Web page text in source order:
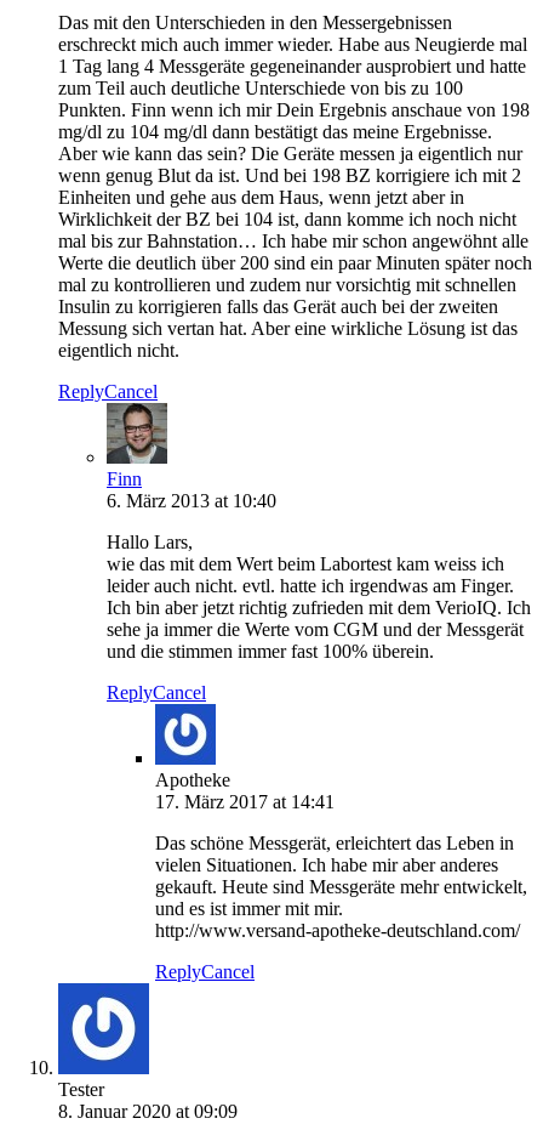
Das mit den Unterschieden in den Messergebnissen
erschreckt mich auch immer wieder. Habe aus Neugierde mal
1 Tag lang 4 Messgeräte gegeneinander ausprobiert und hatte
zum Teil auch deutliche Unterschiede von bis zu 100
Punkten. Finn wenn ich mir Dein Ergebnis anschaue von 198
mg/dl zu 104 mg/dl dann bestätigt das meine Ergebnisse.
Aber wie kann das sein? Die Geräte messen ja eigentlich nur
wenn genug Blut da ist. Und bei 198 BZ korrigiere ich mit 2
Einheiten und gehe aus dem Haus, wenn jetzt aber in
Wirklichkeit der BZ bei 104 ist, dann komme ich noch nicht
mal bis zur Bahnstation… Ich habe mir schon angewöhnt alle
Werte die deutlich über 200 sind ein paar Minuten später noch
mal zu kontrollieren und zudem nur vorsichtig mit schnellen
Insulin zu korrigieren falls das Gerät auch bei der zweiten
Messung sich vertan hat. Aber eine wirkliche Lösung ist das
eigentlich nicht.
ReplyCancel
Finn
6. März 2013 at 10:40
Hallo Lars,
wie das mit dem Wert beim Labortest kam weiss ich
leider auch nicht. evtl. hatte ich irgendwas am Finger.
Ich bin aber jetzt richtig zufrieden mit dem VerioIQ. Ich
sehe ja immer die Werte vom CGM und der Messgerät
und die stimmen immer fast 100% überein.
ReplyCancel
Apotheke
17. März 2017 at 14:41
Das schöne Messgerät, erleichtert das Leben in
vielen Situationen. Ich habe mir aber anderes
gekauft. Heute sind Messgeräte mehr entwickelt,
und es ist immer mit mir.
http://www.versand-apotheke-deutschland.com/
ReplyCancel
Tester
8. Januar 2020 at 09:09